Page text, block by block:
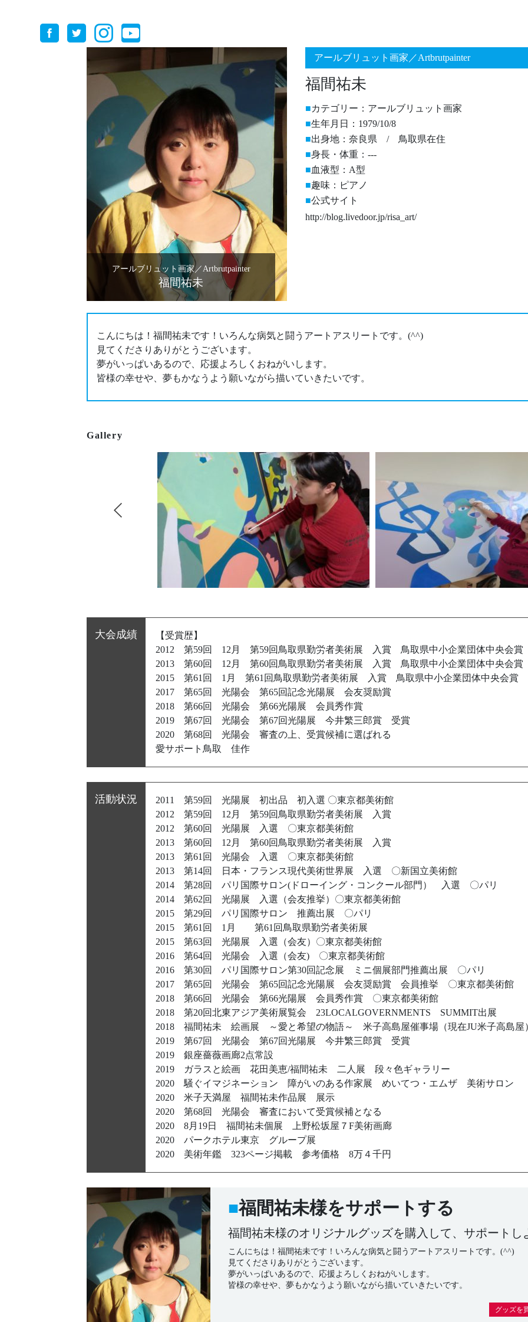
アールブリュット画家／Artbrutpainter
福間祐未
アールブリュット画家／Artbrutpainter
福間祐未
カテゴリー：アールブリュット画家
生年月日：1979/10/8
出身地：奈良県 / 鳥取県在住
身長・体重：---
血液型：A型
趣味：ピアノ
公式サイト
http://blog.livedoor.jp/risa_art/
こんにちは！福間祐未です！いろんな病気と闘うアートアスリートです。(^^)
見てくださりありがとうございます。
夢がいっぱいあるので、応援よろしくおねがいします。
皆様の幸せや、夢もかなうよう願いながら描いていきたいです。
Gallery
大会成績
【受賞歴】
2012 第59回 12月 第59回鳥取県勤労者美術展 入賞 鳥取県中小企業団体中央会賞
2013 第60回 12月 第60回鳥取県勤労者美術展 入賞 鳥取県中小企業団体中央会賞
2015 第61回 1月 第61回鳥取県勤労者美術展 入賞 鳥取県中小企業団体中央会賞
2017 第65回 光陽会 第65回記念光陽展 会友奨励賞
2018 第66回 光陽会 第66光陽展 会員秀作賞
2019 第67回 光陽会 第67回光陽展 今井繁三郎賞 受賞
2020 第68回 光陽会 審査の上、受賞候補に選ばれる
愛サポート鳥取 佳作
活動状況
2011 第59回 光陽展 初出品 初入選 〇東京都美術館
2012 第59回 12月 第59回鳥取県勤労者美術展 入賞
2012 第60回 光陽展 入選 〇東京都美術館
2013 第60回 12月 第60回鳥取県勤労者美術展 入賞
2013 第61回 光陽会 入選 〇東京都美術館
2013 第14回 日本・フランス現代美術世界展 入選 〇新国立美術館
2014 第28回 パリ国際サロン(ドローイング・コンクール部門） 入選 〇パリ
2014 第62回 光陽展 入選（会友推挙）〇東京都美術館
2015 第29回 パリ国際サロン 推薦出展 〇パリ
2015 第61回 1月 第61回鳥取県勤労者美術展
2015 第63回 光陽展 入選（会友）〇東京都美術館
2016 第64回 光陽会 入選（会友) 〇東京都美術館
2016 第30回 パリ国際サロン第30回記念展 ミニ個展部門推薦出展 〇パリ
2017 第65回 光陽会 第65回記念光陽展 会友奨励賞 会員推挙 〇東京都美術館
2018 第66回 光陽会 第66光陽展 会員秀作賞 〇東京都美術館
2018 第20回北東アジア美術展覧会 23LOCALGOVERNMENTS SUMMIT出展
2018 福間祐未 絵画展 ～愛と希望の物語～ 米子高島屋催事場（現在JU米子高島屋
2019 第67回 光陽会 第67回光陽展 今井繁三郎賞 受賞
2019 銀座薔薇画廊2点常設
2019 ガラスと絵画 花田美恵/福間祐未 二人展 段々色ギャラリー
2020 騒ぐイマジネーション 障がいのある作家展 めいてつ・エムザ 美術サロン
2020 米子天満屋 福間祐未作品展 展示
2020 第68回 光陽会 審査において受賞候補となる
2020 8月19日 福間祐未個展 上野松坂屋７F美術画廊
2020 パークホテル東京 グループ展
2020 美術年鑑 323ページ掲載 参考価格 8万４千円
福間祐未様をサポートする
福間祐未様のオリジナルグッズを購入して、サポートし
こんにちは！福間祐未です！いろんな病気と闘うアートアスリートです。(^^)
見てくださりありがとうございます。
夢がいっぱいあるので、応援よろしくおねがいします。
皆様の幸せや、夢もかなうよう願いながら描いていきたいです。
グッズを